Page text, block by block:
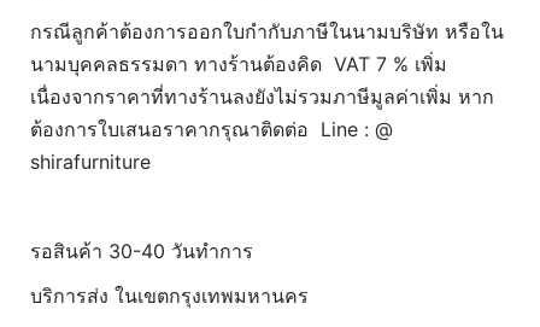
กรณีลูกค้าต้องการออกใบกำกับภาษีในนามบริษัท หรือใน
นามบุคคลธรรมดา ทางร้านต้องคิด VAT 7 % เพิ่ม
เนื่องจากราคาที่ทางร้านลงยังไม่รวมภาษีมูลค่าเพิ่ม หาก
ต้องการใบเสนอราคากรุณาติดต่อ Line : @
shirafurniture
รอสินค้า 30-40 วันทำการ
บริการส่ง ในเขตกรุงเทพมหานคร